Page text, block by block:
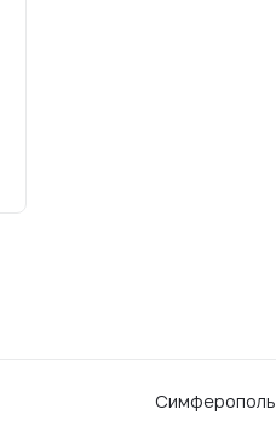
Симферополь